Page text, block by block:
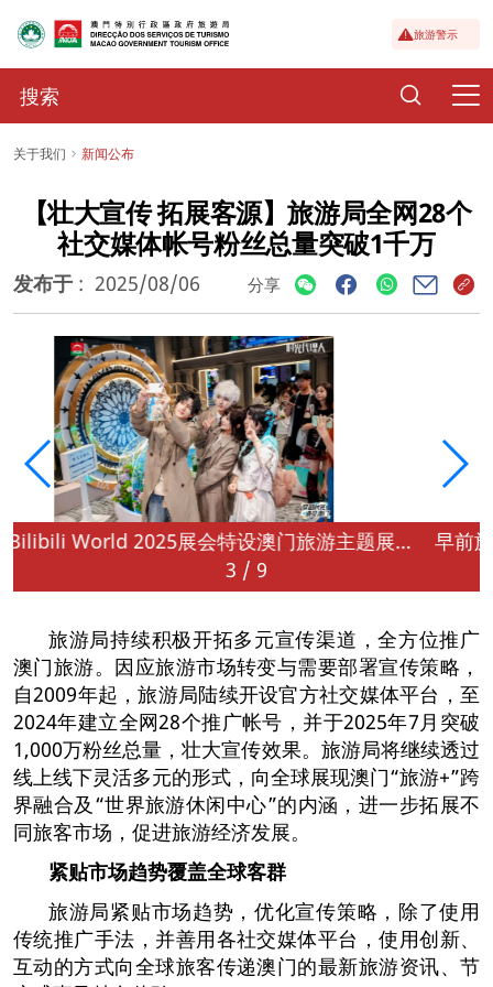
旅游警示
关于我们 新闻公布
【壮大宣传 拓展客源】旅游局全网28个
社交媒体帐号粉丝总量突破1千万
发布于 : 2025/08/06 分享
上海Bilibili World 2025展会特设澳门旅游主题展台，人气原创动画IP“时光代理人”现场互动。
3 / 9
旅游局持续积极开拓多元宣传渠道，全方位推广
澳门旅游。因应旅游市场转变与需要部署宣传策略，
自2009年起，旅游局陆续开设官方社交媒体平台，至
2024年建立全网28个推广帐号，并于2025年7月突破
1,000万粉丝总量，壮大宣传效果。旅游局将继续透过
线上线下灵活多元的形式，向全球展现澳门“旅游+”跨
界融合及“世界旅游休闲中心”的内涵，进一步拓展不
同旅客市场，促进旅游经济发展。
紧贴市场趋势覆盖全球客群
旅游局紧贴市场趋势，优化宣传策略，除了使用
传统推广手法，并善用各社交媒体平台，使用创新、
互动的方式向全球旅客传递澳门的最新旅游资讯、节